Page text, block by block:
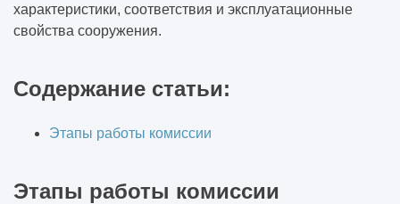
характеристики, соответствия и эксплуатационные
свойства сооружения.
Содержание статьи:
Этапы работы комиссии
Этапы работы комиссии